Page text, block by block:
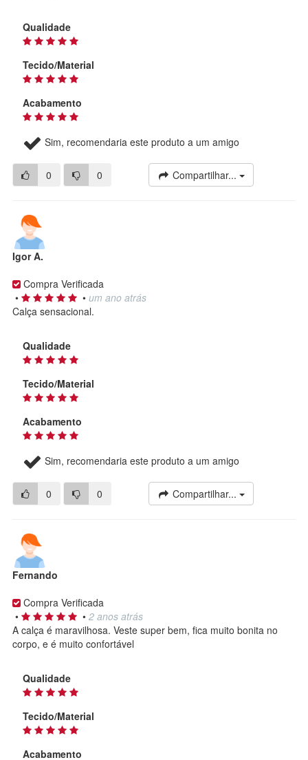
Qualidade
Tecido/Material
Acabamento
Sim, recomendaria este produto a um amigo
0 0 Compartilhar...
Igor A.
Compra Verificada
•
• um ano atrás
Calça sensacional.
Qualidade
Tecido/Material
Acabamento
Sim, recomendaria este produto a um amigo
0 0 Compartilhar...
Fernando
Compra Verificada
•
• 2 anos atrás
A calça é maravilhosa. Veste super bem, fica muito bonita no
corpo, e é muito confortável
Qualidade
Tecido/Material
Acabamento